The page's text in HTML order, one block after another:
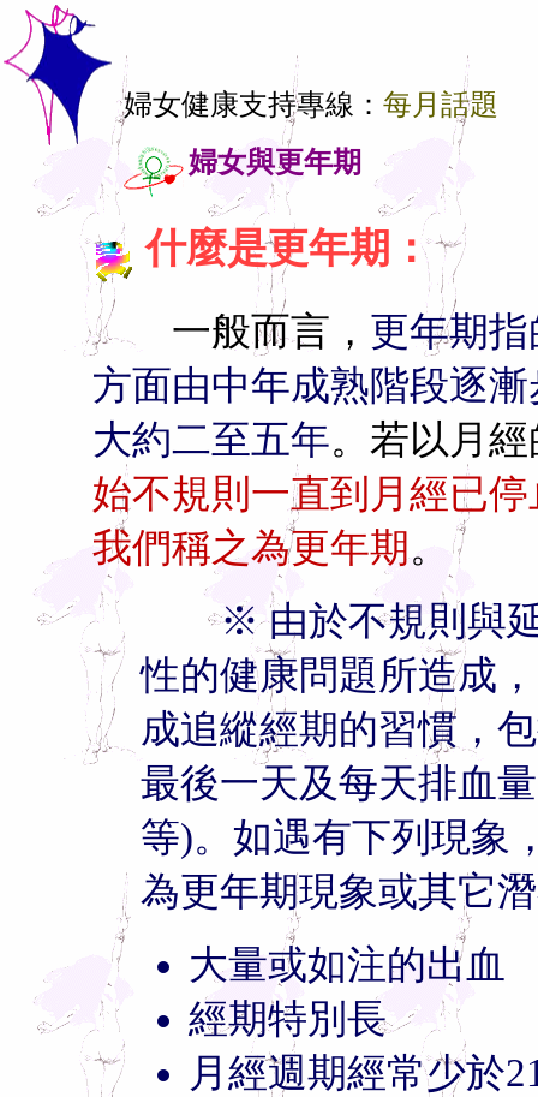
婦女健康支持專線： 每月話題
婦女與更年期
什麼是更年期：
一般而言， 更年期
方面由中年成熟階段逐
大約二至五年。若以月
始不規則一直到月經已
我們稱之為更年期。
※ 由於不規則與延
性的健康問題所造成
成追縱經期的習慣，
最後一天及每天排血
等)。如遇有下列現象
為更年期現象或其它
大量或如注的出血
經期特別長
月經週期經常少於